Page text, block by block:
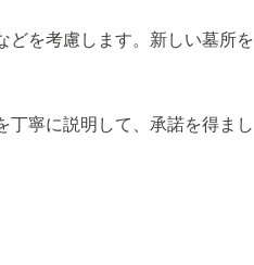
どを考慮します。新しい墓所を
丁寧に説明して、承諾を得まし